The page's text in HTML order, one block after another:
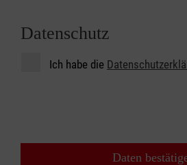
Datenschutz
Ich habe die
Daten